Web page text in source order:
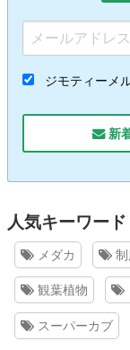
ジモティーメ
新
人気キーワード
メダカ 制
観葉植物
スーパーカブ